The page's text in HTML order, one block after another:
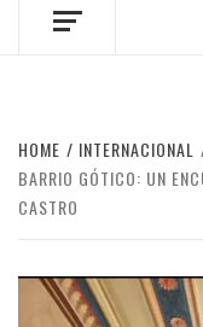
HOME INTERNACIONAL
BARRIO GÓTICO: UN
CASTRO